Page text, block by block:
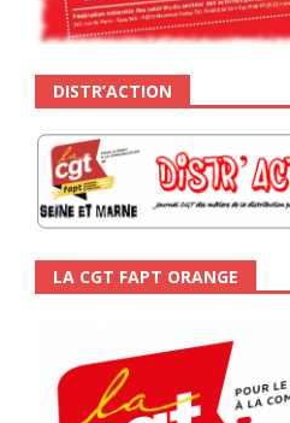
DISTR’ACTION
LA CGT FAPT ORANGE